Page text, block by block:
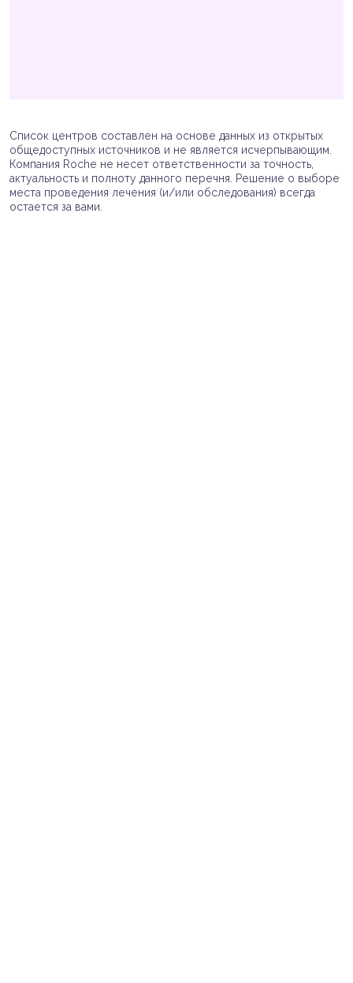
Список центров составлен на основе данных из открытых
общедоступных источников и не является исчерпывающим.
Компания Roche не несет ответственности за точность,
актуальность и полноту данного перечня. Решение о выборе
места проведения лечения (и/или обследования) всегда
остается за вами.